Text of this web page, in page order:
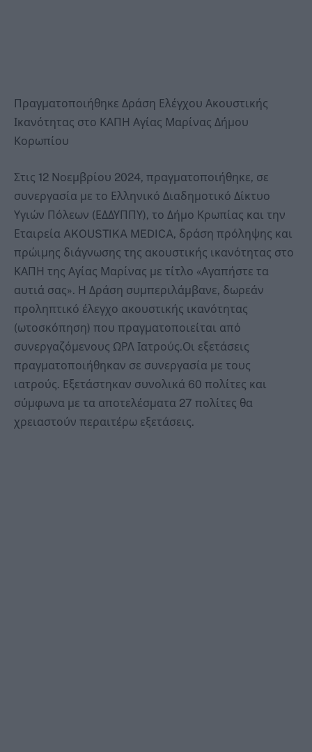
Πραγματοποιήθηκε Δράση Ελέγχου Ακουστικής
Ικανότητας στο ΚΑΠΗ Αγίας Μαρίνας Δήμου
Κορωπίου
Στις 12 Νοεμβρίου 2024, πραγματοποιήθηκε, σε
συνεργασία με το Ελληνικό Διαδημοτικό Δίκτυο
Υγιών Πόλεων (ΕΔΔΥΠΠΥ), το Δήμο Κρωπίας και την
Εταιρεία AKOUSTIKA MEDICA, δράση πρόληψης και
πρώιμης διάγνωσης της ακουστικής ικανότητας στο
ΚΑΠΗ της Αγίας Μαρίνας με τίτλο «Αγαπήστε τα
αυτιά σας». Η Δράση συμπεριλάμβανε, δωρεάν
προληπτικό έλεγχο ακουστικής ικανότητας
(ωτοσκόπηση) που πραγματοποιείται από
συνεργαζόμενους ΩΡΛ Ιατρούς.Οι εξετάσεις
πραγματοποιήθηκαν σε συνεργασία με τους
ιατρούς. Εξετάστηκαν συνολικά 60 πολίτες και
σύμφωνα με τα αποτελέσματα 27 πολίτες θα
χρειαστούν περαιτέρω εξετάσεις.